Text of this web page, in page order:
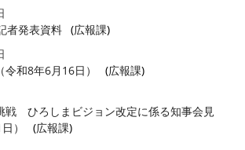
者発表資料
広報課
和8年6月16日）
広報課
ひろしまビジョン改定に係る知事会見
）
広報課